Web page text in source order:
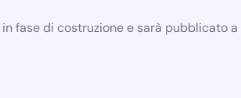
fase di costruzione e sarà pubblicato